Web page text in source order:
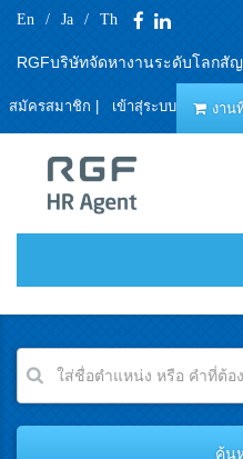
En / Ja / Th
RGFบริษัทจัดหางานระดับโลก
สมัครสมาชิก| เข้าสุ่ระบบ งาน